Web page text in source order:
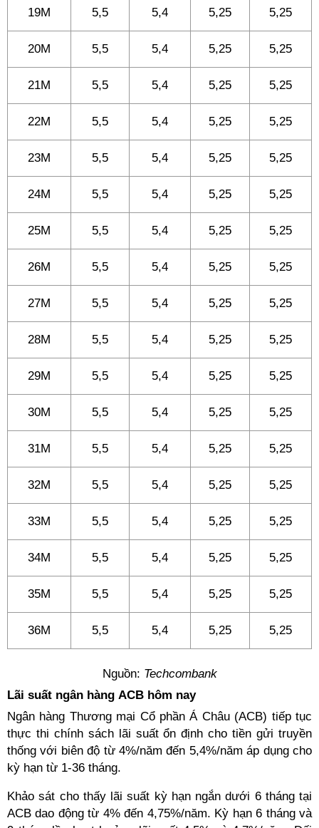
19M 5,5 5,4 5,25 5,25
20M 5,5 5,4 5,25 5,25
21M 5,5 5,4 5,25 5,25
22M 5,5 5,4 5,25 5,25
23M 5,5 5,4 5,25 5,25
24M 5,5 5,4 5,25 5,25
25M 5,5 5,4 5,25 5,25
26M 5,5 5,4 5,25 5,25
27M 5,5 5,4 5,25 5,25
28M 5,5 5,4 5,25 5,25
29M 5,5 5,4 5,25 5,25
30M 5,5 5,4 5,25 5,25
31M 5,5 5,4 5,25 5,25
32M 5,5 5,4 5,25 5,25
33M 5,5 5,4 5,25 5,25
34M 5,5 5,4 5,25 5,25
35M 5,5 5,4 5,25 5,25
36M 5,5 5,4 5,25 5,25
Nguồn: Techcombank
Lãi suất ngân hàng ACB hôm nay
Ngân hàng Thương mại Cổ phần Á Châu (ACB) tiếp tục
thực thi chính sách lãi suất ổn định cho tiền gửi truyền
thống với biên độ từ 4%/năm đến 5,4%/năm áp dụng cho
kỳ hạn từ 1-36 tháng.
Khảo sát cho thấy lãi suất kỳ hạn ngắn dưới 6 tháng tại
ACB dao động từ 4% đến 4,75%/năm. Kỳ hạn 6 tháng và